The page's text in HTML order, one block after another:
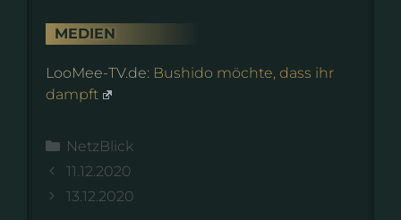
MEDIEN
LooMee-TV.de: Bushido möchte, dass ihr
dampft
Kategorien
NetzBlick
11.12.2020
13.12.2020